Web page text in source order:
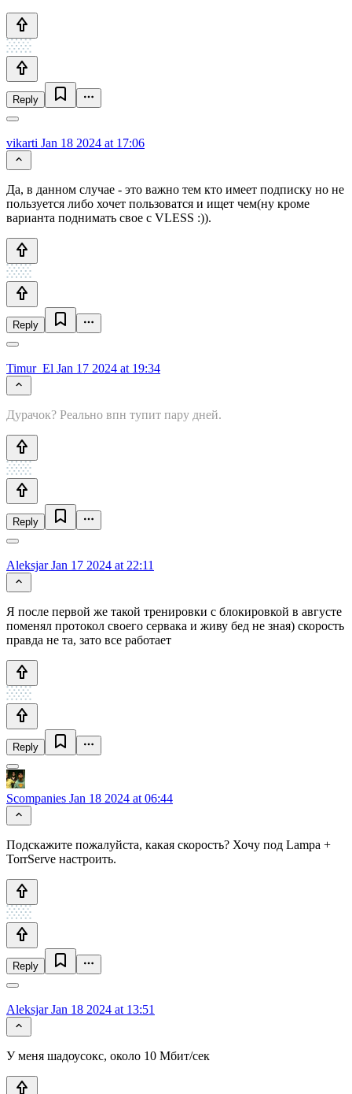
Reply
vikarti Jan 18 2024 at 17:06
Да, в данном случае - это важно тем кто имеет подписку но не
пользуется либо хочет пользоватся и ищет чем(ну кроме
варианта поднимать свое с VLESS :)).
Reply
Timur_El Jan 17 2024 at 19:34
Дурачок? Реально впн тупит пару дней.
Reply
AleksjarJan 17 2024 at 22:11
Я после первой же такой тренировки с блокировкой в августе
поменял протокол своего сервака и живу бед не зная) скорость
правда не та, зато все работает
Reply
Scompanies Jan 18 2024 at 06:44
Подскажите пожалуйста, какая скорость? Хочу под Lampa +
TorrServe настроить.
Reply
AleksjarJan 18 2024 at 13:51
У меня шадоусокс, около 10 Мбит/сек